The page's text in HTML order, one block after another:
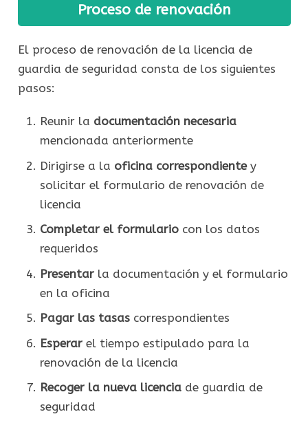
Proceso de renovación
El proceso de renovación de la licencia de
guardia de seguridad consta de los siguientes
pasos:
Reunir la documentación necesaria
mencionada anteriormente
Dirigirse a la oficina correspondientey
solicitar el formulario de renovación de
licencia
Completar el formulariocon los datos
requeridos
Presentarla documentación y el formulario
en la oficina
Pagar las tasascorrespondientes
Esperarel tiempo estipulado para la
renovación de la licencia
Recoger la nueva licenciade guardia de
seguridad